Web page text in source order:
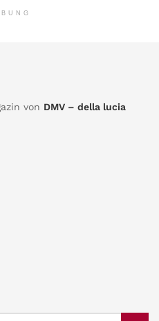
von DMV – della lucia